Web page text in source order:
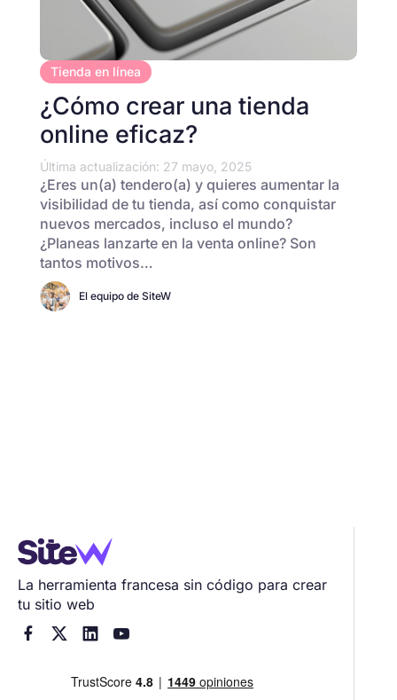
Tienda en línea
¿Cómo crear una tienda
online eficaz?
Última actualización: 27 mayo, 2025
¿Eres un(a) tendero(a) y quieres aumentar la
visibilidad de tu tienda, así como conquistar
nuevos mercados, incluso el mundo?
¿Planeas lanzarte en la venta online? Son
tantos motivos…
El equipo de SiteW
La herramienta francesa sin código para crear
tu sitio web
   